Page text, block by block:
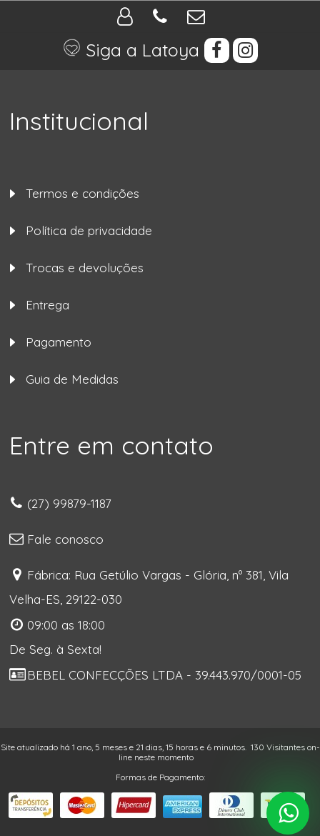
Siga a Latoya
Institucional
Termos e condições
Política de privacidade
Trocas e devoluções
Entrega
Pagamento
Guia de Medidas
Entre em contato
(27) 99879-1187
Fale conosco
Fábrica: Rua Getúlio Vargas - Glória, nº 381, Vila
Velha-ES, 29122-030
09:00 as 18:00
De Seg. à Sexta!
BEBEL CONFECÇÕES LTDA - 39.443.970/0001-05
Site atualizado há 1 ano, 5 meses e 21 dias, 15 horas e 6 minutos. 130 Visitantes on-
line neste momento
Formas de Pagamento: